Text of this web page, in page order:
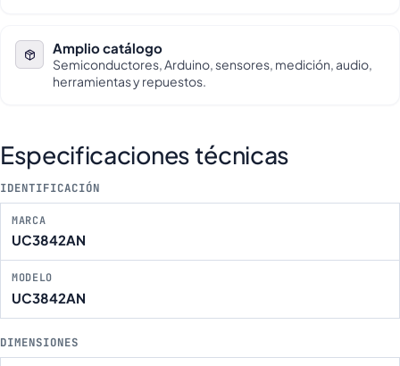
Amplio catálogo
Semiconductores, Arduino, sensores, medición, audio,
herramientas y repuestos.
Especificaciones técnicas
IDENTIFICACIÓN
MARCA
UC3842AN
MODELO
UC3842AN
DIMENSIONES